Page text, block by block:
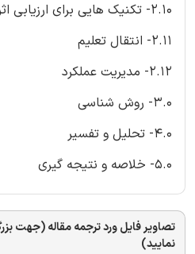
2.10- تکنیک هایی برای ارزیابی اثربخشی تعلیم
2.11- انتقال تعلیم
2.12- مدیریت عملکرد
3.0- روش شناسی
4.0- تحلیل و تفسیر
5.0- خلاصه و نتیجه گیری
تصاویر فایل ورد ترجمه مقاله (جهت
نمایید)